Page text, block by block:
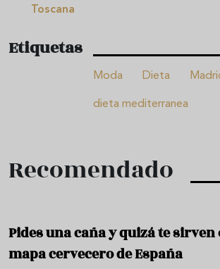
Toscana
Etiquetas
Moda Dieta
dieta mediterranea
Recomendado
Pides una caña y quizá te sirven
mapa cervecero de España